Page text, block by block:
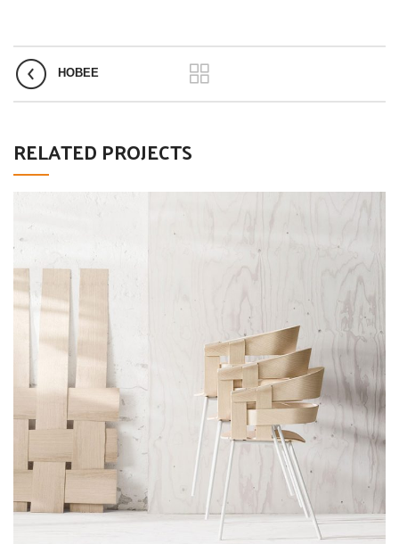
НОВЕЕ
RELATED PROJECTS